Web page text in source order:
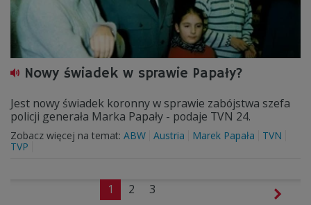
Nowy świadek w sprawie Papały?
Jest nowy świadek koronny w sprawie zabójstwa szefa
policji generała Marka Papały - podaje TVN 24.
Zobacz więcej na temat: ABW Austria Marek Papała
TVN
TVP
1 2 3